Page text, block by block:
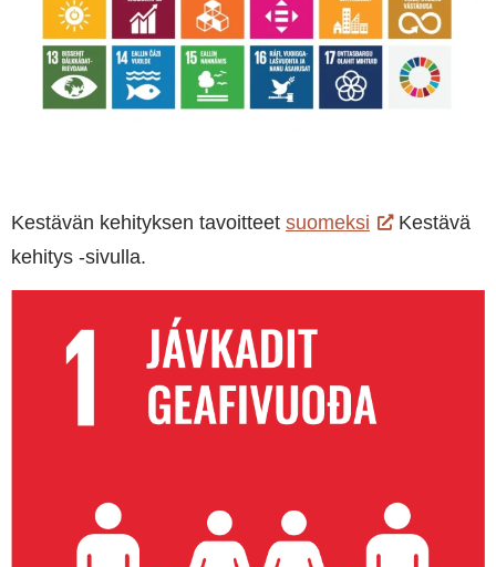
Kestävän kehityksen tavoitteet suomeksi
Kestävä
kehitys -sivulla.